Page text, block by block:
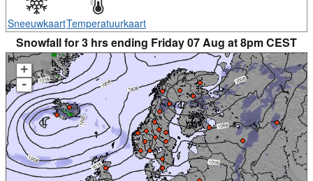
SneeuwkaartTemperatuurkaart
Snowfall for 3 hrs ending Friday 07 Aug at 8pm CEST
+
-